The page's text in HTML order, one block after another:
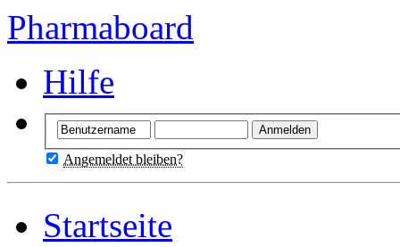
Pharmaboard
Hilfe
Angemeldet bleiben?